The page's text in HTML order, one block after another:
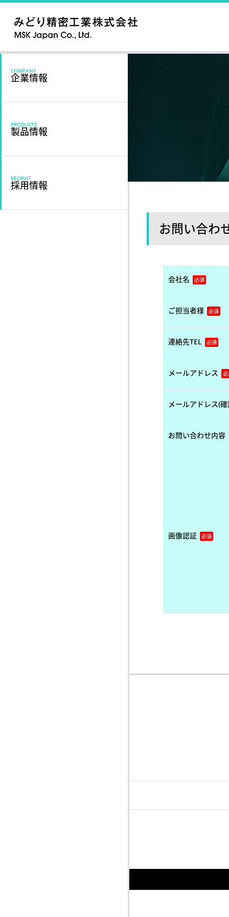
COMPANY
企業情報
PRODUCTS
製品情報
RECRUIT
採用情報
お問い合わ
会社名 必須
ご担当者様 必須
連絡先TEL 必須
メールアドレス
メールアドレス(
お問い合わせ内容
画像認証 必須